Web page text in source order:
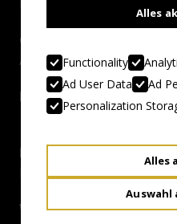
I’m Going Slightly Mad
Country, Year:
Australien/USA/Irland/
Duration:
103 Min.
Director:
Lorcan Finnegan
Writer:
Alles
Functionality
Ad User Data
Ad
Personalization
Alles
Auswahl